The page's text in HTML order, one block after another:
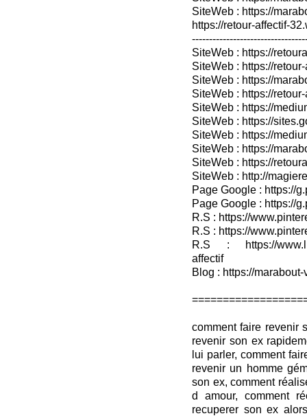
SiteWeb : https://
https://retour-affectif-
SiteWeb : https://
SiteWeb : https://
SiteWeb : https://
SiteWeb : https://
SiteWeb : https://
SiteWeb : https://
SiteWeb : https://
SiteWeb : https://
SiteWeb : https://
SiteWeb : http://
Page Google : https://
Page Google : https://
R.S : https://
R.S : https://
R.S : https://
affectif
Blog : https://
comment faire revenir
revenir son ex
lui parler, comment
revenir un homme
son ex, comment
d amour, comment
recuperer son ex